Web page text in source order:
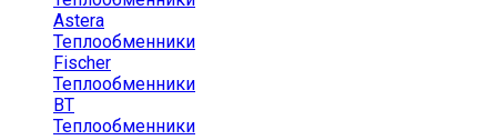
Astera
Теплообменники
Fischer
Теплообменники
ВТ
Теплообменники